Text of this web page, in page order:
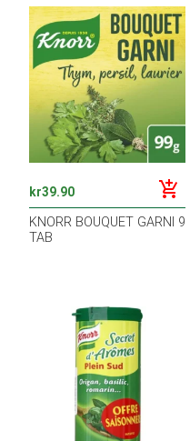
kr39.90 add_shopping_cart
KNORR BOUQUET GARNI 9
TAB